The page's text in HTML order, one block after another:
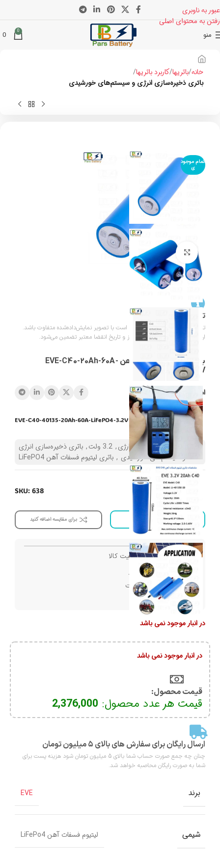
عبور به ناوبری
رفتن به محتوای اصلی
منو 0
0
خانه باتریها کاربرد باتریها
باتری ذخیره‌سازی انرژی و سیستم‌های خورشیدی
اتمام موجود
ی
بزرگنمایی تصویر
تاریخ انقضا باتریها
تاریخ درج‌شده روی باتری‌ها ممکن است با تصویر نمایش‌داده‌شده متفاوت باشد.
ارسال باتری‌ها با تاریخ تولید به‌روز و تاریخ انقضا معتبر تضمین می‌شود.
باتری لیتیوم فسفات آهن EVE-C40-20Ah-60A-
LiFePO4-3.2V
اشتراک گذاری:
EVE-C40-40135-20Ah-60A-LiFePO4-3.2V
باتری قابل شارژ-شارژی, 3.2 ولت , باتری ذخیره‌سازی انرژی
و سیستم‌های خورشیدی , باتری لیتیوم فسفات آهن LiFePO4
SKU: 638
افزودن به علاقه مندی برای مقایسه اضافه کنید
تضمین اصالت و کیفیت کالا
ارسال با پست پیشتاز
تضمین کمترین قیمت
پشتیبانی ۲۴ ساعته
در انبار موجود نمی باشد
در انبار موجود نمی باشد
قیمت محصول:​
قیمت هر عدد محصول: 2,376,000
ارسال رایگان برای سفارش های بالای ۵ میلیون تومان
چنان چه جمع صورت حساب شما بالای 5 میلیون تومان شود هزینه پست برای
شما به صورت رایگان محاصبه خواهد شد.
برند EVE
شیمی لیتیوم فسفات آهن LiFePo4